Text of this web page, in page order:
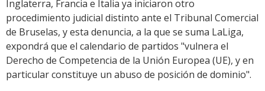
Inglaterra, Francia e Italia ya iniciaron otro
procedimiento judicial distinto ante el Tribunal Comercial
de Bruselas, y esta denuncia, a la que se suma LaLiga,
expondrá que el calendario de partidos "vulnera el
Derecho de Competencia de la Unión Europea (UE), y en
particular constituye un abuso de posición de dominio".